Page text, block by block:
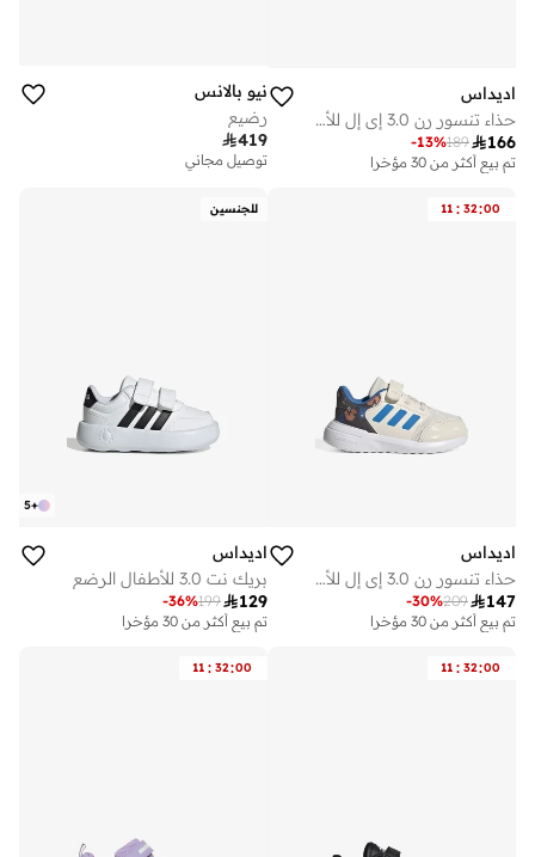
اديداس
حذاء تنسور رن 3.0 إي إل للأطفال
166
189
-13%
تم بيع أكثر من 30 مؤخرا
نيو بالانس
رضيع
419
توصيل مجاني
11 : 32:00
اديداس
حذاء تنسور رن 3.0 إي إل للأطفال
147
209
-30%
تم بيع أكثر من 30 مؤخرا
للجنسين
+
5
اديداس
بريك نت 3.0 للأطفال الرضع
129
199
-36%
تم بيع أكثر من 30 مؤخرا
11 : 32:00
11 : 32:00